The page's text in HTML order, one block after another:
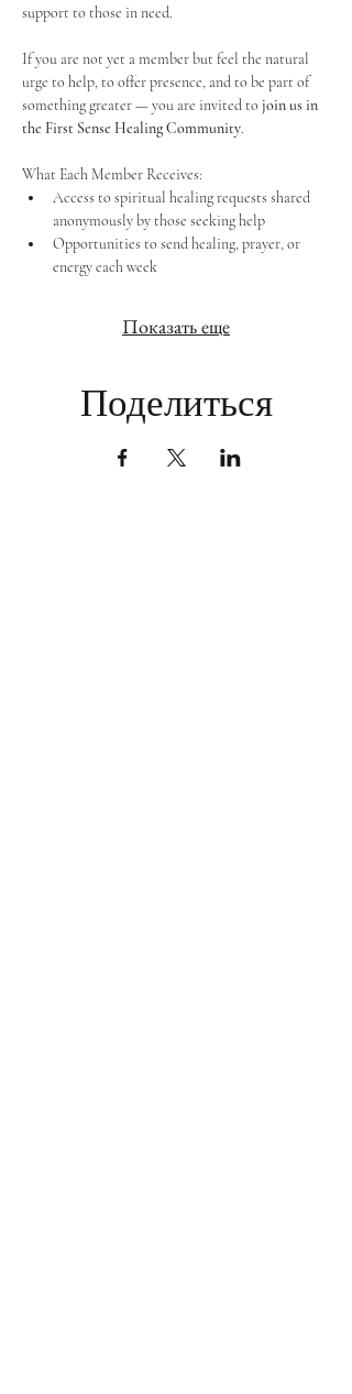
support to those in need.
If you are not yet a member but feel the natural
urge to help, to offer presence, and to be part of
something greater — you are invited to join us in
the First Sense Healing Community.
What Each Member Receives:
Access to spiritual healing requests shared
anonymously by those seeking help
Opportunities to send healing, prayer, or
energy each week
Показать еще
Поделиться